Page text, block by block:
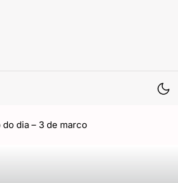
do dia – 3 de marco